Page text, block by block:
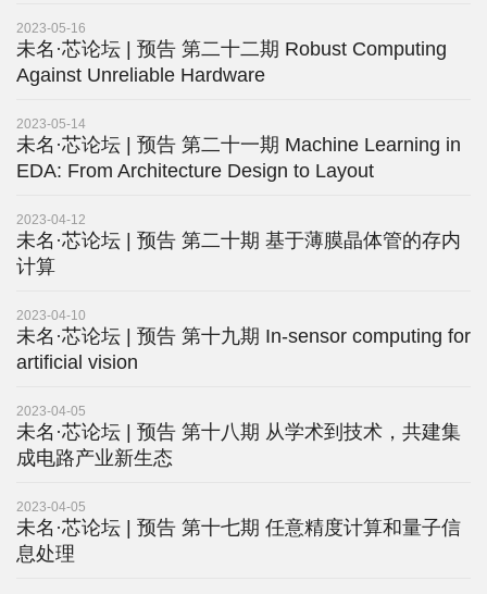
心
师
资
队
科
研
党
思
政
2023-05-16
未名·芯论坛 | 预告 第二十二期 Robust Computing
Against Unreliable Hardware
2023-05-14
未名·芯论坛 | 预告 第二十一期 Machine Learning in
EDA: From Architecture Design to Layout
2023-04-12
未名·芯论坛 | 预告 第二十期 基于薄膜晶体管的存内
计算
2023-04-10
未名·芯论坛 | 预告 第十九期 In-sensor computing for
artificial vision
2023-04-05
未名·芯论坛 | 预告 第十八期 从学术到技术，共建集
成电路产业新生态
2023-04-05
未名·芯论坛 | 预告 第十七期 任意精度计算和量子信
息处理